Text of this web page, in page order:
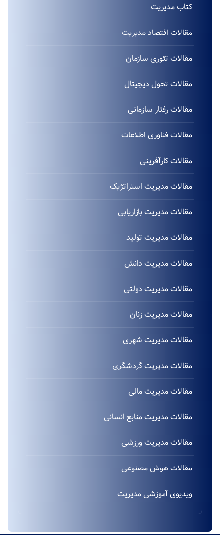
کتاب مدیریت
مقالات اقتصاد مدیریت
مقالات تئوری سازمان
مقالات تحول دیجیتال
مقالات رفتار سازمانی
مقالات فناوری اطلاعات
مقالات کارآفرینی
مقالات مدیریت استراتژیک
مقالات مدیریت بازاریابی
مقالات مدیریت تولید
مقالات مدیریت دانش
مقالات مدیریت دولتی
مقالات مدیریت زنان
مقالات مدیریت شهری
مقالات مدیریت گردشگری
مقالات مدیریت مالی
مقالات مدیریت منابع انسانی
مقالات مدیریت ورزشی
مقالات هوش مصنوعی
ویدیوی آموزشی مدیریت